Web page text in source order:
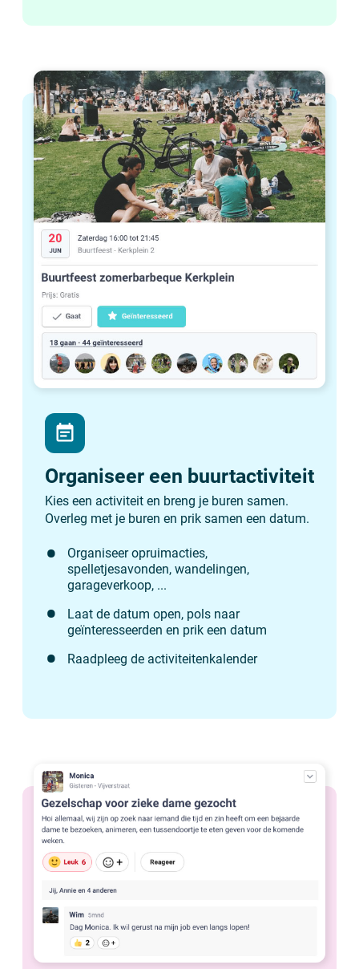
event_note
Organiseer een buurtactiviteit
Kies een activiteit en breng je buren samen.
Overleg met je buren en prik samen een datum.
Organiseer opruimacties,
spelletjesavonden, wandelingen,
garageverkoop, ...
Laat de datum open, pols naar
geïnteresseerden en prik een datum
Raadpleeg de activiteitenkalender